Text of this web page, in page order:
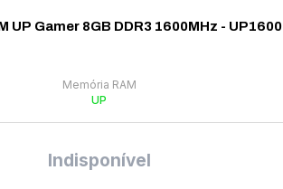
UP Gamer 8GB DDR3 1600MHz - UP1600
Memória RAM
UP
Indisponível